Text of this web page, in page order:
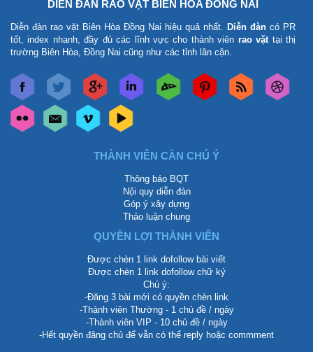
DIỄN ĐÀN RAO VẶT BIÊN HÒA ĐỒNG NAI
Diễn đàn rao vặt Biên Hòa Đồng Nai hiệu quả nhất. Diễn đàn có PR
tốt, index nhanh, đầy đủ các lĩnh vực cho thành viên rao vặt tại thị
trường Biên Hòa, Đồng Nai cũng như các tỉnh lân cận.
THÀNH VIÊN CẦN CHÚ Ý
Thông báo BQT
Nội quy diễn đàn
Góp ý xây dựng
Thảo luận chung
QUYỀN LỢI THÀNH VIÊN
Được chèn 1 link dofollow bài viết
Được chèn 1 link dofollow chữ ký
Chú ý:
-Đăng 3 bài mới có quyền chèn link
-Thành viên Thường - 1 chủ đề / ngày
-Thành viên VIP - 10 chủ đề / ngày
-Hết quyền đăng chủ để vẫn có thể reply hoặc commment